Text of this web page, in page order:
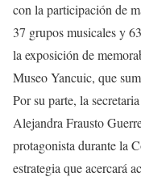
con la participación de
37 grupos musicales y
la exposición de
Museo Yancuic, que
Por su parte, la
Alejandra Frausto
protagonista durante la
estrategia que acercará